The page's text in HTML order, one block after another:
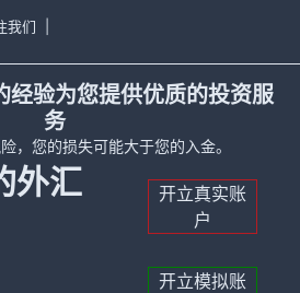
我们
经验为您提供优质的投资服
务
，您的损失可能大于您的入金。
外汇
开立真实账
户
开立模拟账